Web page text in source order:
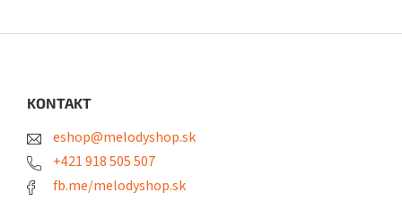
KONTAKT
eshop@melodyshop.sk
+421 918 505 507
fb.me/melodyshop.sk